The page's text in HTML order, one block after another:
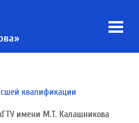
квалификации
имени М.Т. Калашникова